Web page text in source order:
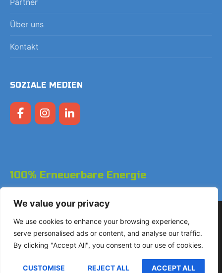
We value your privacy
We use cookies to enhance your browsing experience,
serve personalised ads or content, and analyse our traffic.
By clicking "Accept All", you consent to our use of cookies.
CUSTOMISE REJECT ALL ACCEPT ALL
Über uns
Kontakt
SOZIALE MEDIEN
100% Erneuerbare Energie
Copyright © 2026 LodgeGate PMS - Powered by Hotels
Online BV
17.50 1314 SK Almere